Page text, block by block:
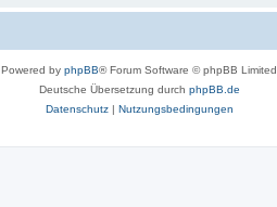
Powered by phpBB® Forum Software © phpBB Limited
Deutsche Übersetzung durch phpBB.de
Datenschutz| Nutzungsbedingungen